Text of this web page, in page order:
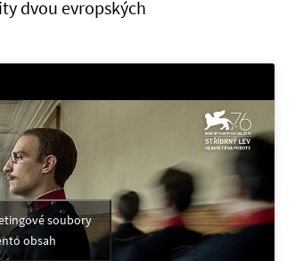
dvou evropských
soubory
obsah